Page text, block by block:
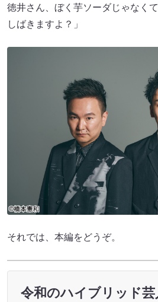
徳井さん、ぼく芋ソーダじゃなく
しばきますよ？」
それでは、本編をどうぞ。
令和のハイブリッド芸